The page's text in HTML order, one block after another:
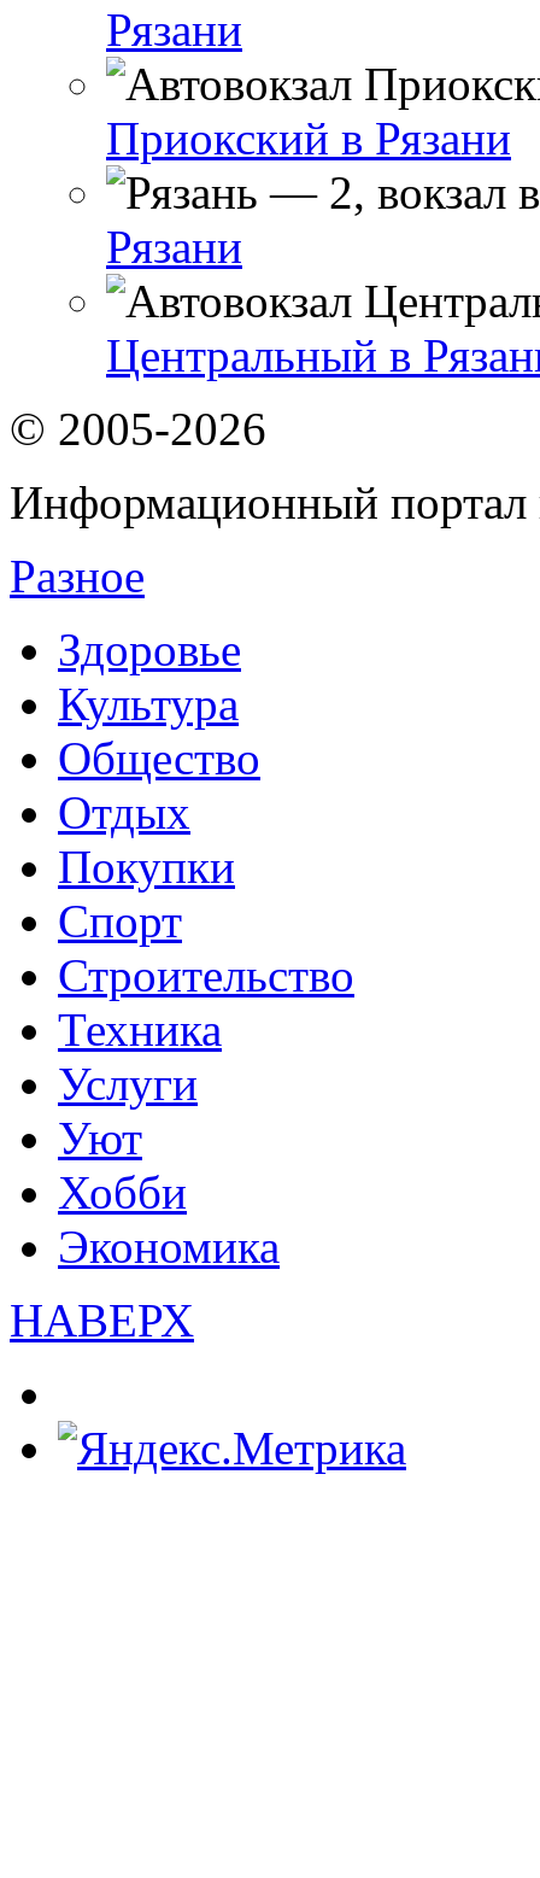
Рязани
Приокский в Рязани
Рязани
Центральный в
© 2005-2026
Информационный портал
Разное
Здоровье
Культура
Общество
Отдых
Покупки
Спорт
Строительство
Техника
Услуги
Уют
Хобби
Экономика
НАВЕРХ